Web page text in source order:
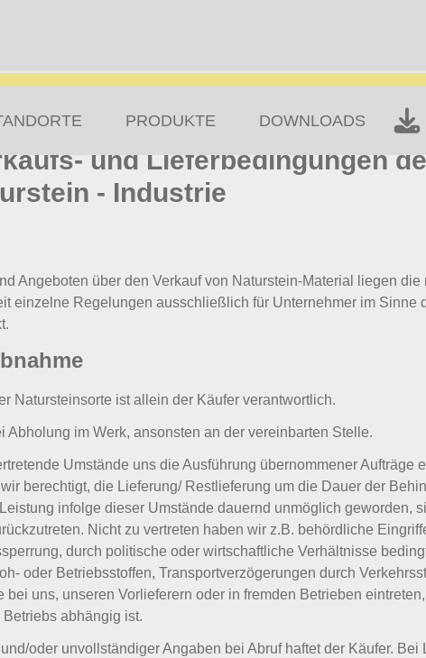
PRODUKTE DOWNLOADS
und Lieferbedingungen
- Industrie
Angeboten über den Verkauf von Naturstein-Material liegen die
einzelne Regelungen ausschließlich für Unternehmer im Sinne
Natursteinsorte ist allein der Käufer verantwortlich.
Abholung im Werk, ansonsten an der vereinbarten Stelle.
Umstände uns die Ausführung übernommener Aufträge
berechtigt, die Lieferung/ Restlieferung um die Dauer der
infolge dieser Umstände dauernd unmöglich geworden,
Nicht zu vertreten haben wir z.B. behördliche
durch politische oder wirtschaftliche Verhältnisse
oder Betriebsstoffen, Transportverzögerungen durch
uns, unseren Vorlieferern oder in fremden Betrieben
abhängig ist.
oder unvollständiger Angaben bei Abruf haftet der Käufer. Bei